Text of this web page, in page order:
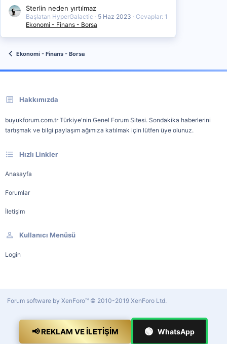
Sterlin neden yırtılmaz
Başlatan HyperGalactic 5 Haz 2023
Cevaplar: 1
Ekonomi - Finans - Borsa
Ekonomi - Finans - Borsa
Hakkımızda
buyukforum.com.tr Türkiye'nin Genel Forum Sitesi. Sondakika haberlerini
tartışmak ve bilgi paylaşım ağımıza katılmak için lütfen üye olunuz.
Hızlı Linkler
Anasayfa
Forumlar
İletişim
Kullanıcı Menüsü
Login
Forum software by XenForo™ © 2010-2019 XenForo Ltd.
📢 REKLAM VE İLETIŞIM 🟢 WhatsApp